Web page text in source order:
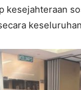
kesejahteraan